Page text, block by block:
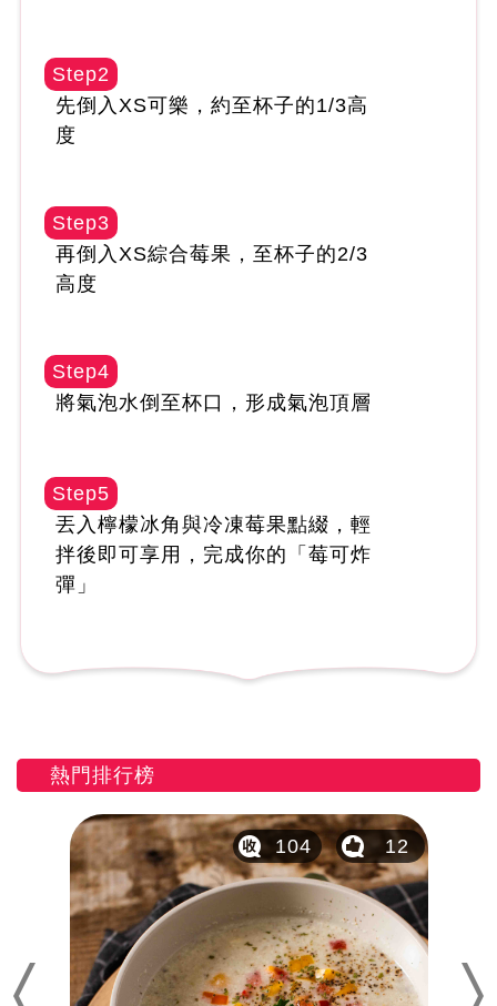
Step2
先倒入XS可樂，約至杯子的1/3高
度
Step3
再倒入XS綜合莓果，至杯子的2/3
高度
Step4
將氣泡水倒至杯口，形成氣泡頂層
Step5
丟入檸檬冰角與冷凍莓果點綴，輕
拌後即可享用，完成你的「莓可炸
彈」
熱門排行榜
Previous
104 12
Next